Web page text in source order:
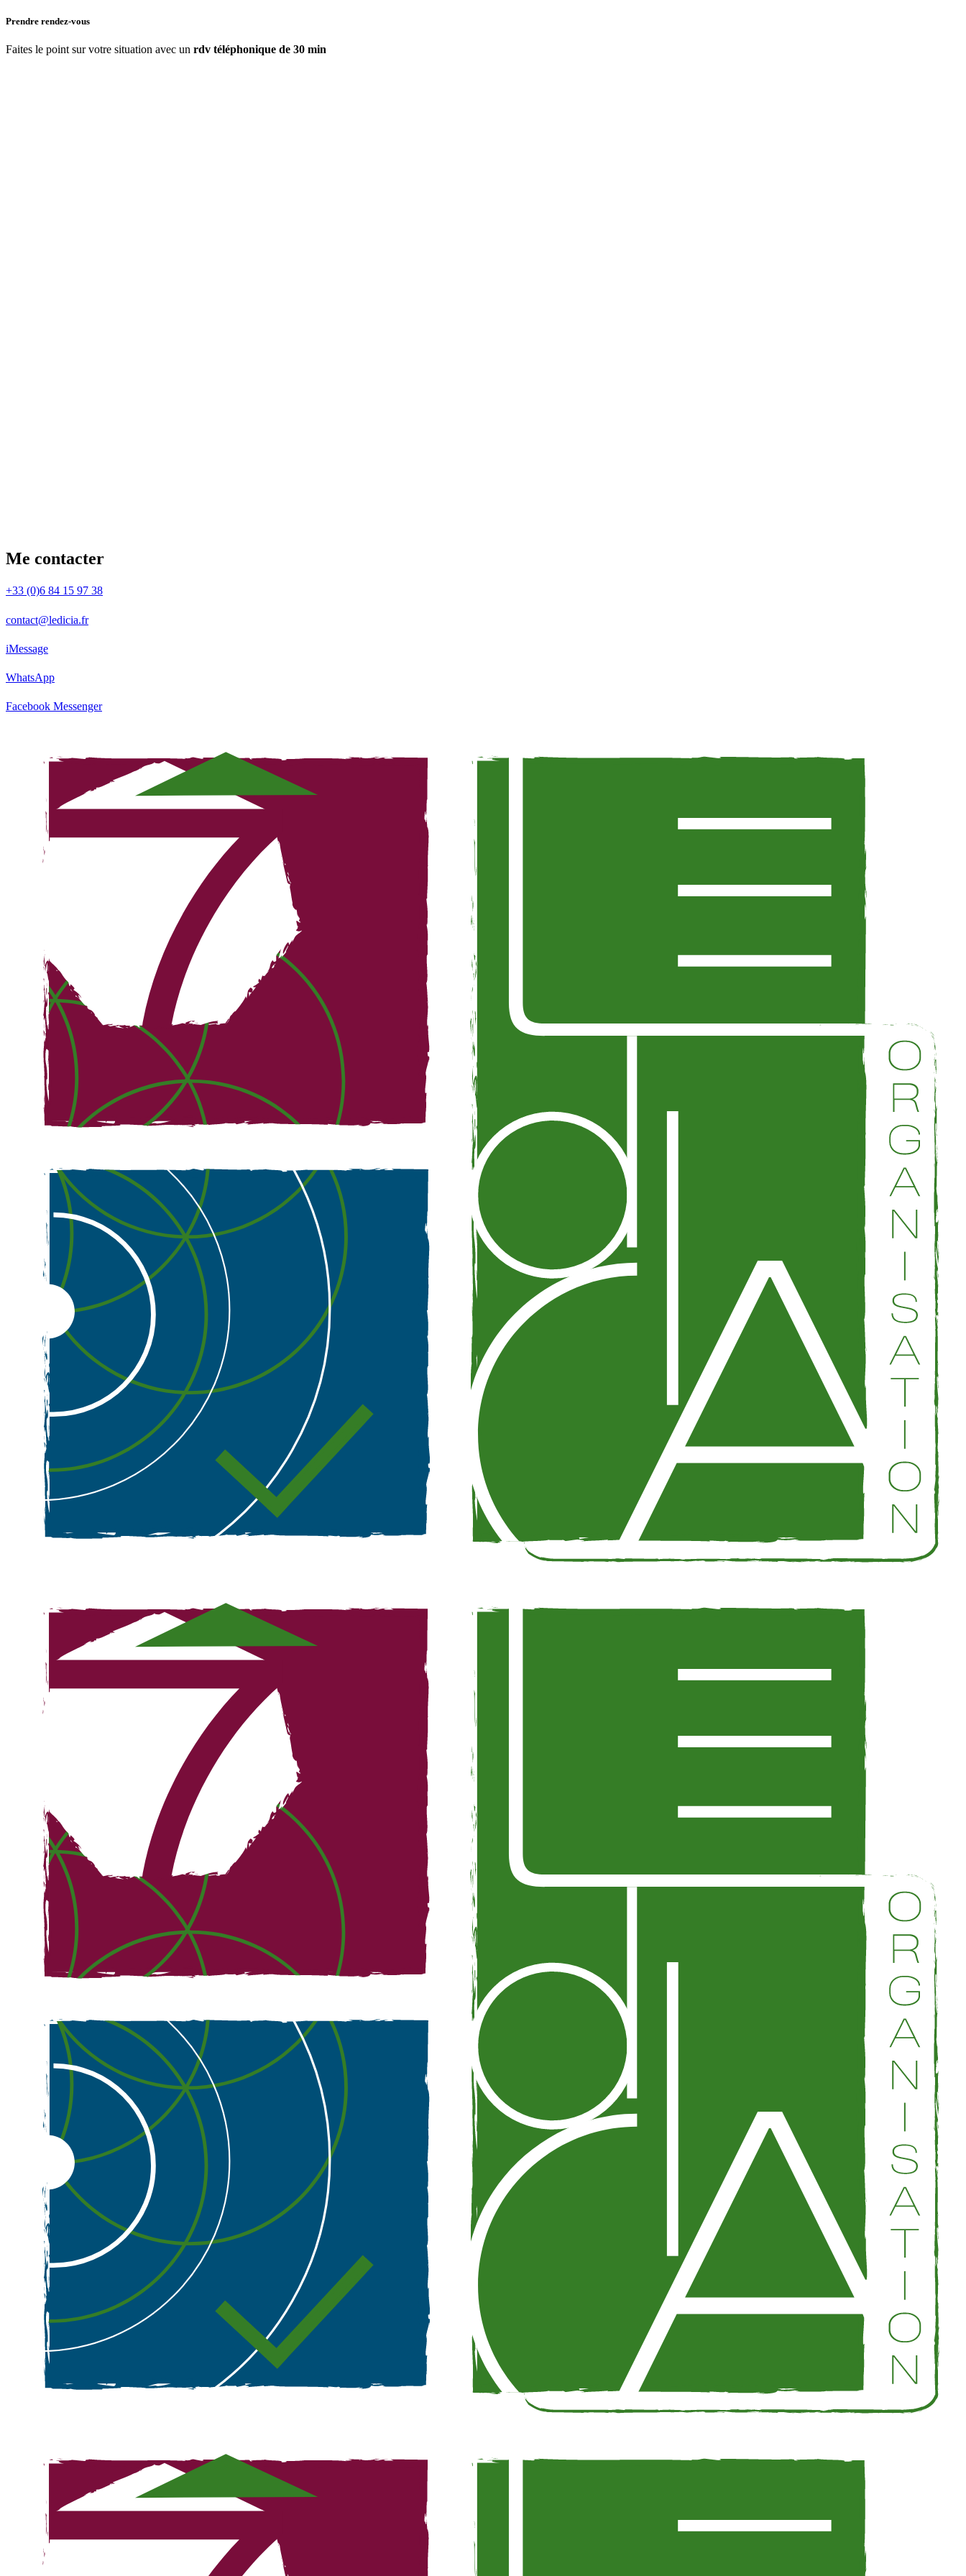
Prendre rendez-vous
Faites le point sur votre situation avec un rdv téléphonique de 30 min
Me contacter
+33 (0)6 84 15 97 38
contact@ledicia.fr
iMessage
WhatsApp
Facebook Messenger